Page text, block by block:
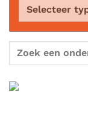
Zoeken